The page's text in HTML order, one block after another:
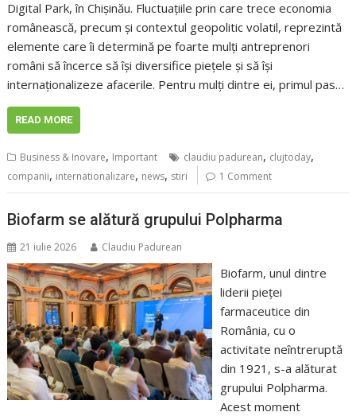
Digital Park, în Chișinău. Fluctuațiile prin care trece economia
românească, precum și contextul geopolitic volatil, reprezintă
elemente care îi determină pe foarte mulți antreprenori
români să încerce să își diversifice piețele și să își
internaționalizeze afacerile. Pentru mulți dintre ei, primul pas…
READ MORE
Business & Inovare, Important claudiu padurean, clujtoday,
companii, internationalizare, news, stiri 1 Comment
Biofarm se alătură grupului Polpharma
21 iulie 2026 Claudiu Padurean
Biofarm, unul dintre
liderii pieței
farmaceutice din
România, cu o
activitate neîntreruptă
din 1921, s-a alăturat
grupului Polpharma.
Acest moment